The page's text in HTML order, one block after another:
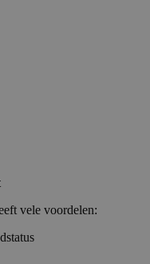
vele voordelen: